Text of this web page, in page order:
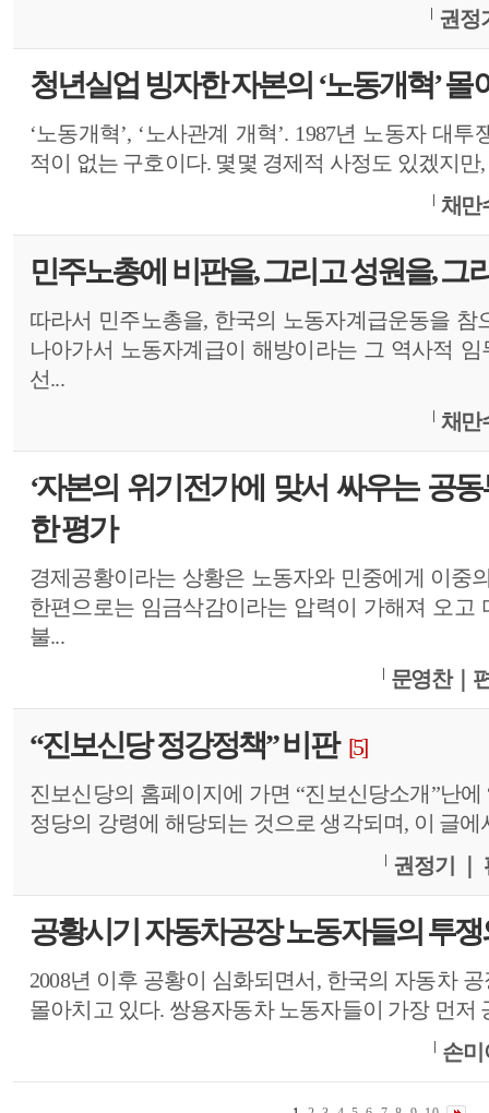
권정
청년실업 빙자한 자본의 ‘노동개혁’ 몰
‘노동개혁’, ‘노사관계 개혁’. 1987년 노동자 대
적이 없는 구호이다. 몇몇 경제적 사정도 있겠지만
채만
민주노총에 비판을, 그리고 성원을, 그
따라서 민주노총을, 한국의 노동자계급운동을 참
나아가서 노동자계급이 해방이라는 그 역사적
선...
채만
‘자본의 위기전가에 맞서 싸우는 공
한 평가
경제공황이라는 상황은 노동자와 민중에게 이중
한편으로는 임금삭감이라는 압력이 가해져 오고
불...
문영찬｜
“진보신당 정강정책” 비판 [5]
진보신당의 홈페이지에 가면 “진보신당소개”난에
정당의 강령에 해당되는 것으로 생각되며, 이 글에
권정기 ｜
공황시기 자동차공장 노동자들의 투쟁
2008년 이후 공황이 심화되면서, 한국의 자동차
몰아치고 있다. 쌍용자동차 노동자들이 가장 먼저
손미